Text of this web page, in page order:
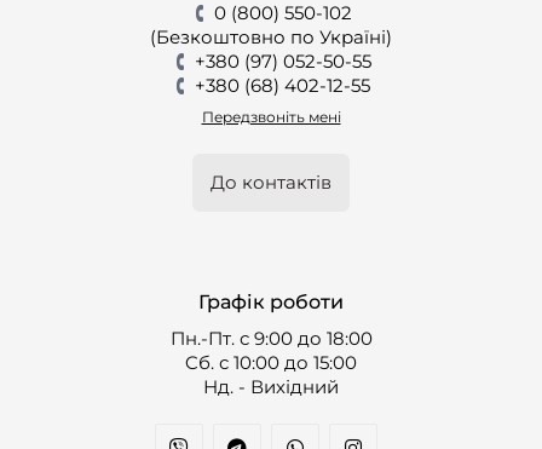
0 (800) 550-102
(Безкоштовно по Україні)
+380 (97) 052-50-55
+380 (68) 402-12-55
Передзвоніть мені
До контактів
Графік роботи
Пн.-Пт. с 9:00 до 18:00
Cб. с 10:00 до 15:00
Нд. - Вихідний